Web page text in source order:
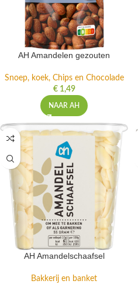
AH Amandelen gezouten
Snoep, koek, Chips en Chocolade
€1,49
NAAR AH
AH Amandelschaafsel
Bakkerij en banket